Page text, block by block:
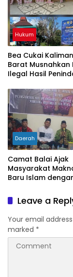
Hukum
Bea Cukai
Barat Musnahkan
Ilegal Hasil
Daerah
Camat Balai Ajak
Masyarakat
Baru Islam
Kebersamaan
Leave a
Your email
marked *